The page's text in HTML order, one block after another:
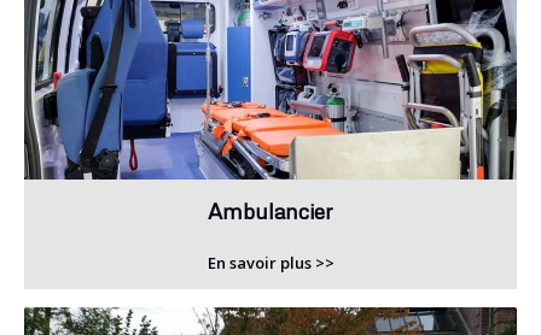
Ambulancier
En savoir plus >>